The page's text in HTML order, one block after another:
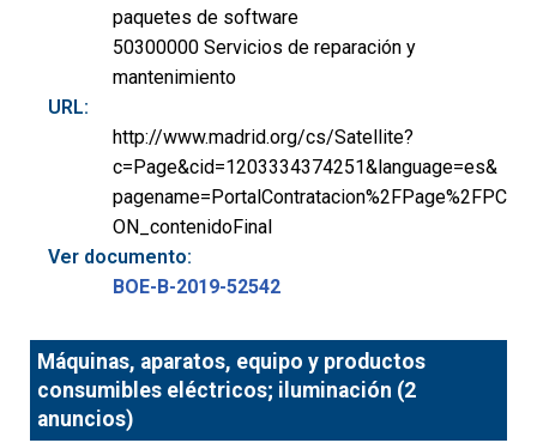
paquetes de software
50300000 Servicios de reparación y
mantenimiento
URL:
http://www.madrid.org/cs/Satellite?
c=Page&cid=1203334374251&language=es&
pagename=PortalContratacion%2FPage%2FPC
ON_contenidoFinal
Ver documento:
BOE-B-2019-52542
Máquinas, aparatos, equipo y productos
consumibles eléctricos; iluminación (2
anuncios)